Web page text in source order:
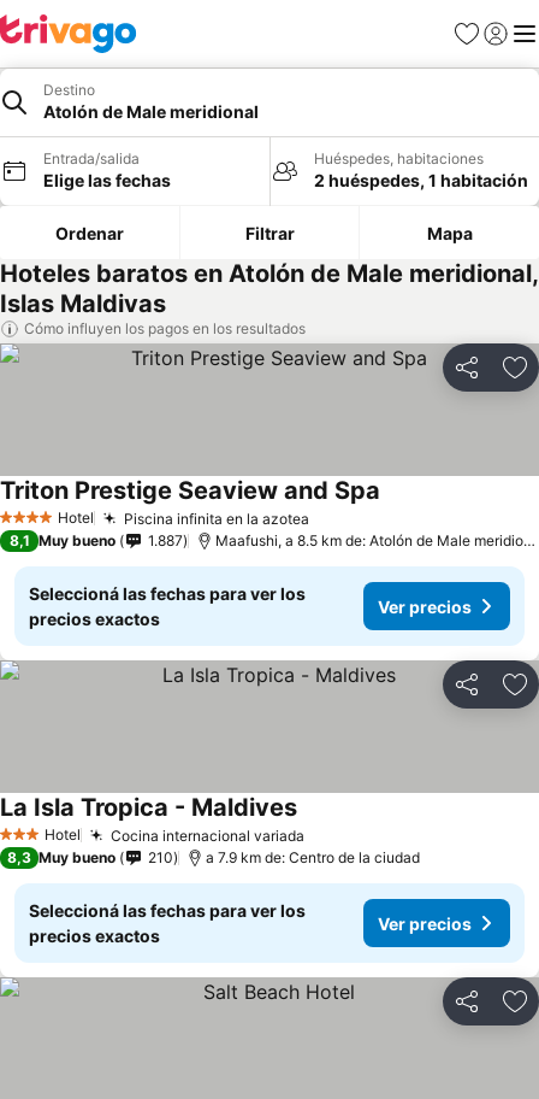
Favoritos
Iniciar
Destino
Atolón de Male meridional
Entrada/salida
Elige las fechas
Huéspedes, habitaciones
2 huéspedes, 1 habitación
Ordenar Filtrar Mapa
Hoteles baratos en Atolón de Male meridional,
Islas Maldivas
Cómo influyen los pagos en los resultados
Compartir
4 EstrellasHotel Piscina infinita en la azotea
Triton Prestige Seaview and Spa
8,1 Muy bueno 1.887 Maafushi, a 8.5 km de: Atolón de Male meridional
Seleccioná las fechas para ver los
precios exactos
Ver precios
Compartir
3 Estrellas
Hotel Cocina internacional variada
La Isla Tropica - Maldives
8,3 Muy bueno 210 a 7.9 km de: Centro de la ciudad
Seleccioná las fechas para ver los
precios exactos
Ver precios
Compartir